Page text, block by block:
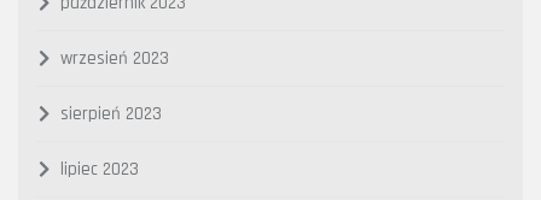
wrzesień 2023
sierpień 2023
lipiec 2023